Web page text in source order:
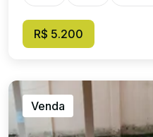
R$ 5.200
Venda